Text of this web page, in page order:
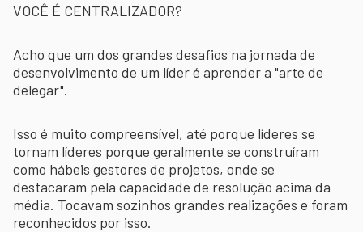
VOCÊ É CENTRALIZADOR?
Acho que um dos grandes desafios na jornada de
desenvolvimento de um líder é aprender a "arte de
delegar".
Isso é muito compreensível, até porque líderes se
tornam líderes porque geralmente se construíram
como hábeis gestores de projetos, onde se
destacaram pela capacidade de resolução acima da
média. Tocavam sozinhos grandes realizações e foram
reconhecidos por isso.